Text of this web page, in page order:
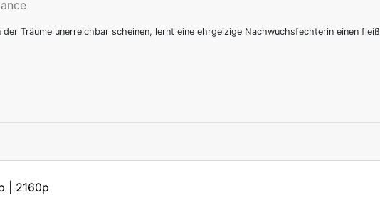
der Träume unerreichbar scheinen, lernt eine ehrgeizige Nachwuchsfechterin einen
2160p